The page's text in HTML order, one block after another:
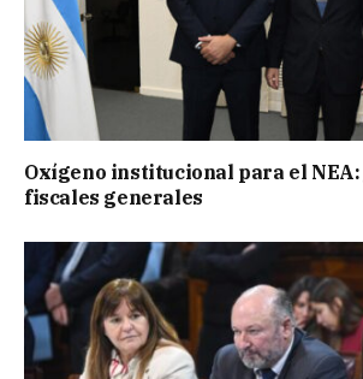
Oxígeno institucional para el
fiscales generales